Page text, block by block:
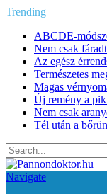
Trending
Nem csak
Az egész
Természetes
Magas
Új remény a
Nem csak
Tél után a
Navigate